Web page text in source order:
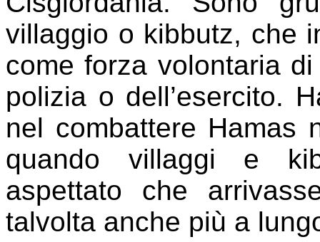
villaggio o kibbutz, che
come forza volontaria
polizia o dell’esercito.
nel combattere Hamas
quando villaggi e
aspettato che
talvolta anche più a